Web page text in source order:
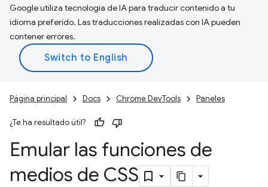
Google utiliza tecnología de IA para traducir contenido a tu
idioma preferido. Las traducciones realizadas con IA pueden
contener errores.
Página principal Docs Chrome DevTools Paneles
¿Te ha resultado útil?
Emular las funciones de
medios de CSS